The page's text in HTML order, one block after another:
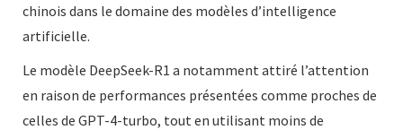
chinois dans le domaine des modèles d’intelligence
artificielle.
Le modèle DeepSeek-R1 a notamment attiré l’attention
en raison de performances présentées comme proches de
celles de GPT-4-turbo, tout en utilisant moins de